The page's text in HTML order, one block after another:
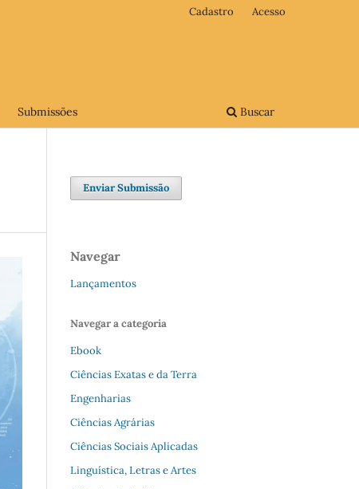
Submissões Buscar
Cadastro Acesso
Enviar Submissão
Navegar
Lançamentos
Navegar a categoria
Ebook
Ciências Exatas e da Terra
Engenharias
Ciências Agrárias
Ciências Sociais Aplicadas
Linguística, Letras e Artes